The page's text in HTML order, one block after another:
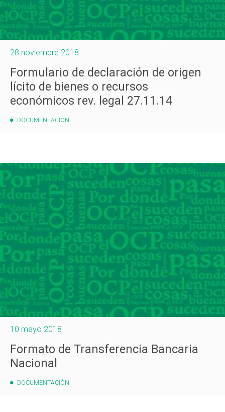
28 noviembre 2018
Formulario de declaración de origen
lícito de bienes o recursos
económicos rev. legal 27.11.14
DOCUMENTACIÓN
10 mayo 2018
Formato de Transferencia Bancaria
Nacional
DOCUMENTACIÓN